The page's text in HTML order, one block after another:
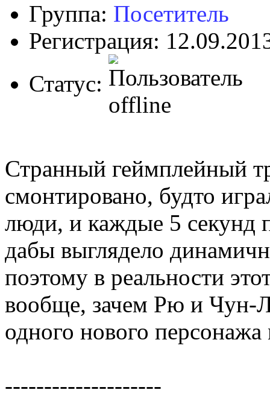
Группа: Посетитель
Регистрация:
Статус:
Странный геймплейный
смонтировано, будто
люди, и каждые 5 секунд
дабы выглядело
поэтому в реальности
вообще, зачем Рю и Чун-
одного нового персонажа
--------------------